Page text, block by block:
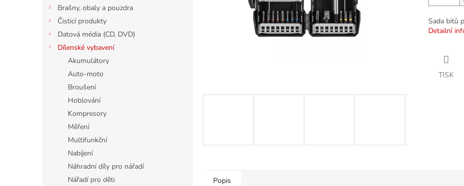
Brašny, obaly a pouzdra
Čisticí produkty
Datová média (CD, DVD)
Dílenské vybavení
Akumulátory
Auto-moto
Broušení
Hoblování
Kompresory
Měření
Multifunkční
Nabíjení
Náhradní díly pro nářadí
Nářadí pro děti
Sada bitů
Detailní
TISK
Popis